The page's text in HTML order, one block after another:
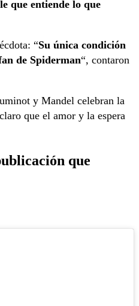
que entiende lo que
“Su única condición
de Spiderman“, contaron
y Mandel celebran la
que el amor y la espera
que